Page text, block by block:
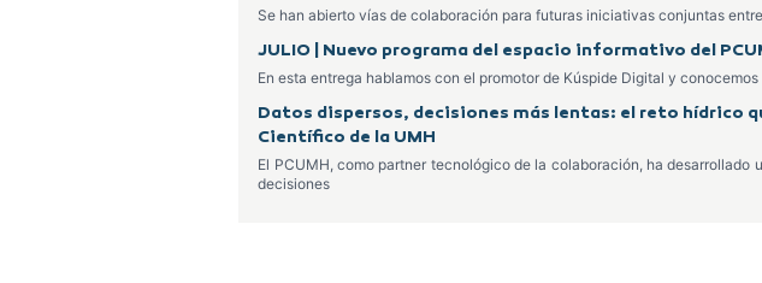
Se han abierto vías de colaboración para futuras iniciativas conjuntas
JULIO | Nuevo programa del espacio informativo del
En esta entrega hablamos con el promotor de Kúspide Digital y
Datos dispersos, decisiones más lentas: el reto hídrico
Científico de la UMH
El PCUMH, como partner tecnológico de la colaboración, ha
decisiones